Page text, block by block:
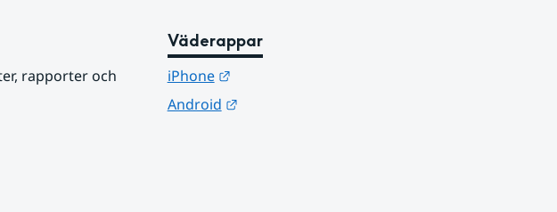
rapporter och
Väderappar
iPhone
Länk till annan webbplats.
Android
Länk till annan webbplats.